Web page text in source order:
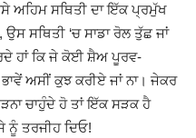
ਅਹਿਮ ਸਥਿਤੀ ਦਾ ਇੱਕ ਪ੍ਰਮੁੱਖ
ਸਥਿਤੀ ‘ਚ ਸਾਡਾ ਰੋਲ ਤੁੱਛ ਜਾਂ
ਹਾਂ ਕਿ ਜੇ ਕੋਈ ਸ਼ੈਅ ਪੂਰਵ-
ਅਸੀਂ ਕੁਝ ਕਰੀਏ ਜਾਂ ਨਾ। ਜੇਕਰ
ਚਾਹੁੰਦੇ ਹੋ ਤਾਂ ਇੱਕ ਸੜਕ ਹੈ
ਨੂੰ ਤਰਜੀਹ ਦਿਓ!